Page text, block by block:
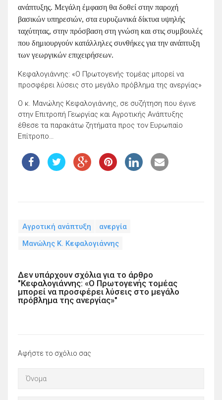
ανάπτυξης. Μεγάλη έμφαση θα δοθεί στην παροχή
βασικών υπηρεσιών, στα ευρυζωνικά δίκτυα υψηλής
ταχύτητας, στην πρόσβαση στη γνώση και στις συμβουλές
που δημιουργούν κατάλληλες συνθήκες για την ανάπτυξη
των γεωργικών επιχειρήσεων.
Κεφαλογιάννης: «Ο Πρωτογενής τομέας μπορεί να
προσφέρει λύσεις στο μεγάλο πρόβλημα της ανεργίας»
Ο κ. Μανώλης Κεφαλογιάννης, σε συζήτηση που έγινε
στην Επιτροπή Γεωργίας και Αγροτικής Ανάπτυξης
έθεσε τα παρακάτω ζητήματα προς τον Ευρωπαίο
Επίτροπο…
Αγροτική ανάπτυξη
ανεργία
Μανώλης Κ. Κεφαλογιάννης
Δεν υπάρχουν σχόλια για το άρθρο
"Κεφαλογιάννης: «Ο Πρωτογενής τομέας
μπορεί να προσφέρει λύσεις στο μεγάλο
πρόβλημα της ανεργίας»"
Αφήστε το σχόλιο σας